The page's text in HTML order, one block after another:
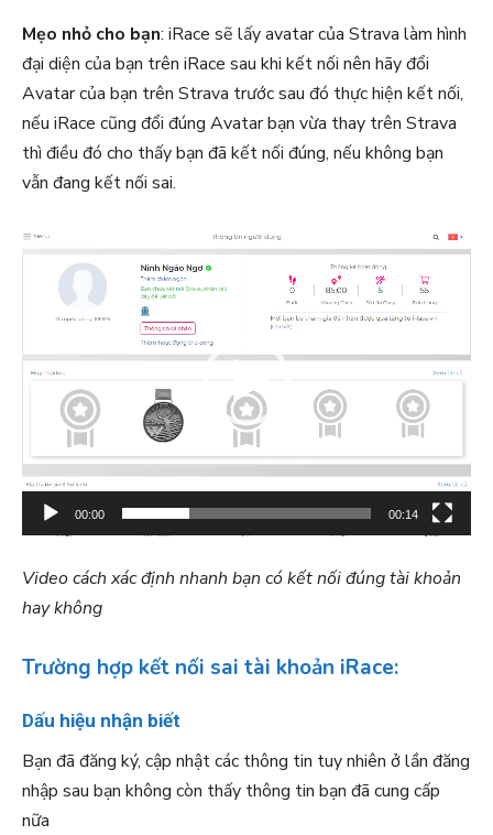
Mẹo nhỏ cho bạn: iRace sẽ lấy avatar của Strava làm hình
đại diện của bạn trên iRace sau khi kết nối nên hãy đổi
Avatar của bạn trên Strava trước sau đó thực hiện kết nối,
nếu iRace cũng đổi đúng Avatar bạn vừa thay trên Strava
thì điều đó cho thấy bạn đã kết nối đúng, nếu không bạn
vẫn đang kết nối sai.
T
h
i
i
d
e
00:00 00:14
Video cách xác định nhanh bạn có kết nối đúng tài khoản
hay không
Trường hợp kết nối sai tài khoản iRace:
Dấu hiệu nhận biết
Bạn đã đăng ký, cập nhật các thông tin tuy nhiên ở lần đăng
nhập sau bạn không còn thấy thông tin bạn đã cung cấp
nữa